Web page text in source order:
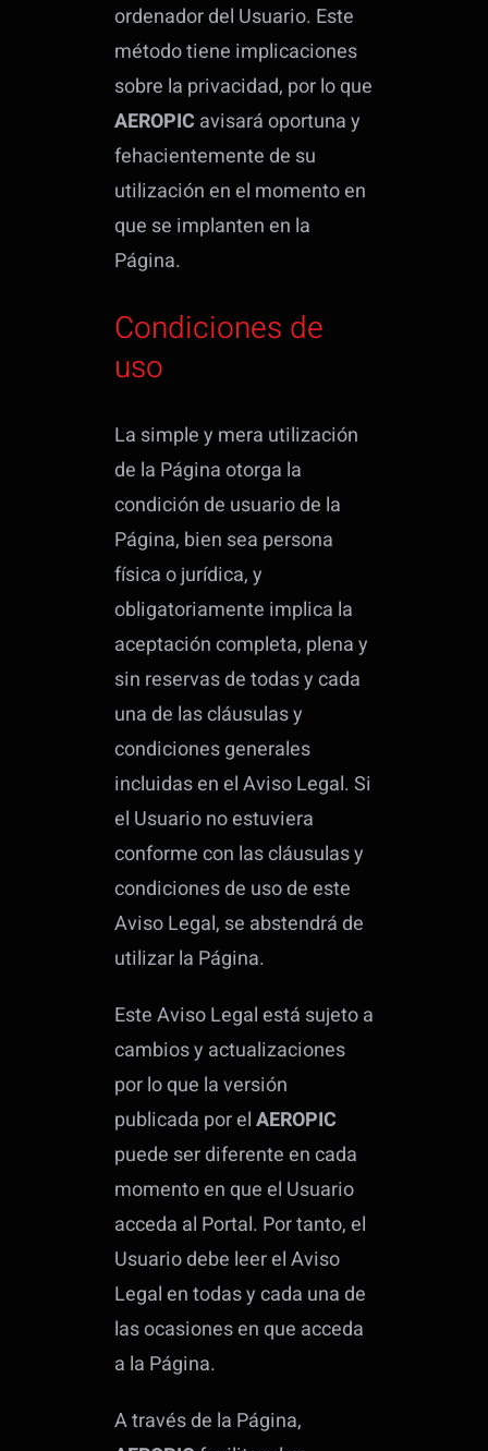
ordenador del Usuario. Este
método tiene implicaciones
sobre la privacidad, por lo que
AEROPIC avisará oportuna y
fehacientemente de su
utilización en el momento en
que se implanten en la
Página.
Condiciones de
uso
La simple y mera utilización
de la Página otorga la
condición de usuario de la
Página, bien sea persona
física o jurídica, y
obligatoriamente implica la
aceptación completa, plena y
sin reservas de todas y cada
una de las cláusulas y
condiciones generales
incluidas en el Aviso Legal. Si
el Usuario no estuviera
conforme con las cláusulas y
condiciones de uso de este
Aviso Legal, se abstendrá de
utilizar la Página.
Este Aviso Legal está sujeto a
cambios y actualizaciones
por lo que la versión
publicada por elAEROPIC
puede ser diferente en cada
momento en que el Usuario
acceda al Portal. Por tanto, el
Usuario debe leer el Aviso
Legal en todas y cada una de
las ocasiones en que acceda
a la Página.
A través de la Página,